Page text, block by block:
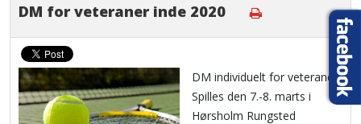
DM for veteraner inde 2020
DM individuelt for veteraner.
Spilles den 7.-8. marts i
Hørsholm Rungsted